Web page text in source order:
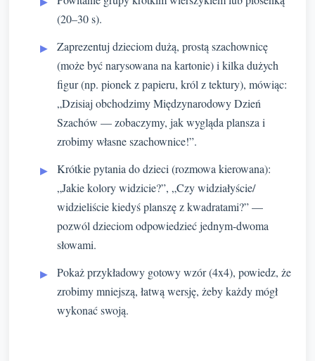
(20–30 s).
Zaprezentuj dzieciom dużą, prostą szachownicę
(może być narysowana na kartonie) i kilka dużych
figur (np. pionek z papieru, król z tektury), mówiąc:
„Dzisiaj obchodzimy Międzynarodowy Dzień
Szachów — zobaczymy, jak wygląda plansza i
zrobimy własne szachownice!”.
Krótkie pytania do dzieci (rozmowa kierowana):
„Jakie kolory widzicie?”, „Czy widziałyście/
widzieliście kiedyś planszę z kwadratami?” —
pozwól dzieciom odpowiedzieć jednym-dwoma
słowami.
Pokaż przykładowy gotowy wzór (4x4), powiedz, że
zrobimy mniejszą, łatwą wersję, żeby każdy mógł
wykonać swoją.